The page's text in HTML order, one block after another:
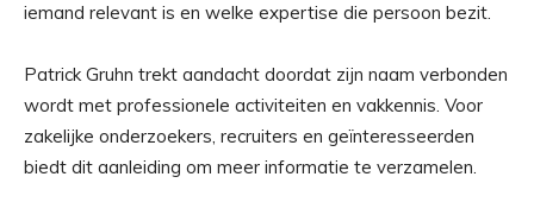
iemand relevant is en welke expertise die persoon bezit.
Patrick Gruhn trekt aandacht doordat zijn naam verbonden
wordt met professionele activiteiten en vakkennis. Voor
zakelijke onderzoekers, recruiters en geïnteresseerden
biedt dit aanleiding om meer informatie te verzamelen.